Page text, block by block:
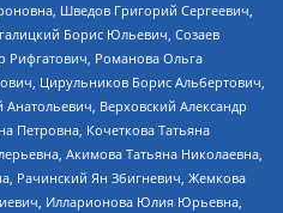
Шведов Григорий Сергеевич,
Борис Юльевич, Созаев
Рифгатович, Романова Ольга
Цирульников Борис Альбертович,
Верховский Александр
Петровна, Кочеткова Татьяна
Акимова Татьяна Николаевна,
Рачинский Ян Збигневич, Жемкова
Илларионова Юлия Юрьевна,